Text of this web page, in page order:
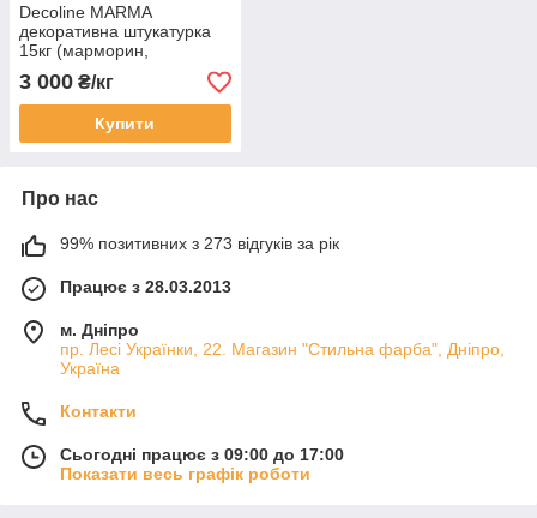
Decoline MARMA
декоративна штукатурка
15кг (марморин,
травертин, бетон) фракцій
(small, medium, big)
3 000 ₴/кг
Купити
Про нас
99% позитивних з 273 відгуків за рік
Працює з 28.03.2013
м. Дніпро
пр. Лесі Українки, 22. Магазин "Стильна фарба", Дніпро,
Україна
Контакти
Сьогодні працює з 09:00 до 17:00
Показати весь графік роботи